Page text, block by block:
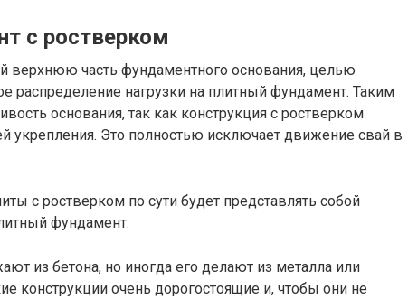
с ростверком
верхнюю часть фундаментного основания, целью
распределение нагрузки на плитный фундамент. Таким
основания, так как конструкция с ростверком
укрепления. Это полностью исключает движение свай в
с ростверком по сути будет представлять собой
фундамент.
из бетона, но иногда его делают из металла или
конструкции очень дорогостоящие и, чтобы они не